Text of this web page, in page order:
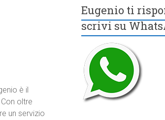
è il
oltre
un servizio
Eugenio ti
scrivi su